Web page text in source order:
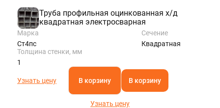
Труба профильная оцинкованная х/д
квадратная электросварная
Марка
Ст4пс
Сечение
Квадратная
Толщина стенки, мм
1
Узнать цену В корзину В корзину
Узнать цену